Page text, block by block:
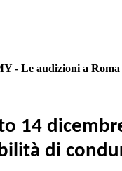
- Le audizioni a Roma
14
di